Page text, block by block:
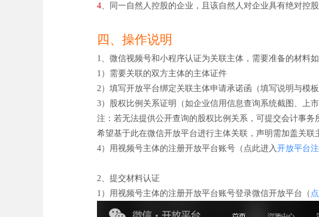
4 、同一自然人控股的企业，且该自然人对企业具有绝对控
四、操作说明
1、微信视频号和小程序认证为关联主体，需要准备的材料如
1）需要关联的双方主体的主体证件
2）填写开放平台绑定关联主体申请承诺函（填写说明与模
3）股权比例关系证明（如企业信用信息查询系统截图、上
注：若无法提供公开查询的股权比例关系，可提交会计事
希望基于此在微信开放平台进行主体关联，声明需加盖关联
4）用视频号主体的注册开放平台账号（点此进入 开放平台
2、提交材料认证
1）用视频号主体的注册开放平台账号登录微信开放平台（